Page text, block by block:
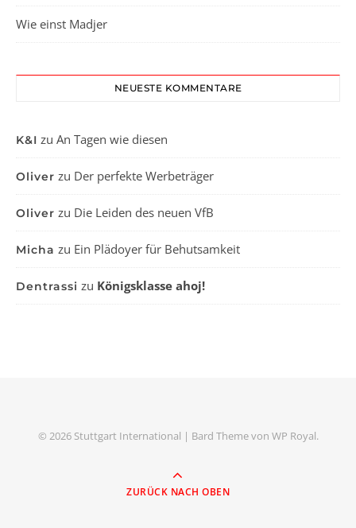
Wie einst Madjer
NEUESTE KOMMENTARE
K&I zu An Tagen wie diesen
Oliver zu Der perfekte Werbeträger
Oliver zu Die Leiden des neuen VfB
Micha zu Ein Plädoyer für Behutsamkeit
Dentrassi zu Königsklasse ahoj!
© 2026 Stuttgart International | Bard Theme von WP Royal.
ZURÜCK NACH OBEN